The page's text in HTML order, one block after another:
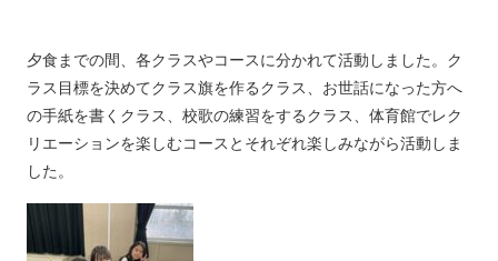
夕食までの間、各クラスやコースに分かれて活動しました。ク
ラス目標を決めてクラス旗を作るクラス、お世話になった方へ
の手紙を書くクラス、校歌の練習をするクラス、体育館でレク
リエーションを楽しむコースとそれぞれ楽しみながら活動しま
した。